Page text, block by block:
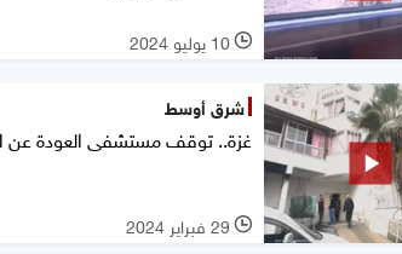
l 10 يوليو 2024
شرق أوسط
غزة.. توقف مستشفى العودة عن
l 29 فبراير 2024